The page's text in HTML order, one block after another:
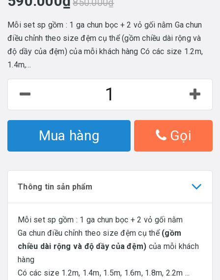
850.000₫
Mỗi set sp gồm : 1 ga chun bọc + 2 vỏ gối nằm Ga chun
điều chỉnh theo size đệm cụ thể (gồm chiều dài rộng và
độ dầy của đệm) của mỗi khách hàng Có các size 1.2m,
1.4m,...
Mua hàng Gọi
Thông tin sản phẩm
Mỗi set sp gồm : 1 ga chun bọc + 2 vỏ gối nằm
Ga chun điều chỉnh theo size đệm cụ thể (gồm
chiều dài rộng và độ dầy của đệm) của mỗi khách
hàng
Có các size 1.2m, 1.4m, 1.5m, 1.6m, 1.8m, 2.2m ...